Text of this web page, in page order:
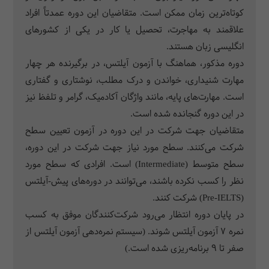
کوتاه‌­ترین زمان ممکن است. متقاضیان این دوره عمدتاً افراد
علاقمند به مهاجرت، تحصیل یا کار در یکی از کشورهای
انگلیسی زبان هستند.
دوره مذکور، هماهنگ با آزمون آیلتس، در برگیرنده هر چهار
مهارت شنیداری، خواندن و درک مطلب، نوشتاری و گفتاری
است. مهارت‌­های پایه، مانند واژگان آکادمیک، گرامر و تلفظ نیز
در این دوره گنجانده شده است.
متقاضیان جهت شرکت در این دوره در آزمون تعیین سطح
شرکت می‌کنند. سطح مورد نیاز جهت شرکت در این دوره،
سطح متوسط (Intermediate) است. افرادی که سطح مورد
نظر را کسب نکرده باشند، می‌­توانند در دوره‌­های پیش-آیلتس
(Pre-IELTS) شرکت کنند.
در پایان دوره انتظار می‌­رود شرکت‌کنندگان موفق به کسب
نمره 7 آزمون آیلتس شوند. (سیستم نمره‌دهی آزمون آیلتس از
صفر تا 9 برنامه‌­ریزی شده است.)